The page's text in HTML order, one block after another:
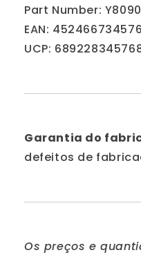
Part Number:
EAN:
UCP:
Garantia do
defeitos de
Os preços e